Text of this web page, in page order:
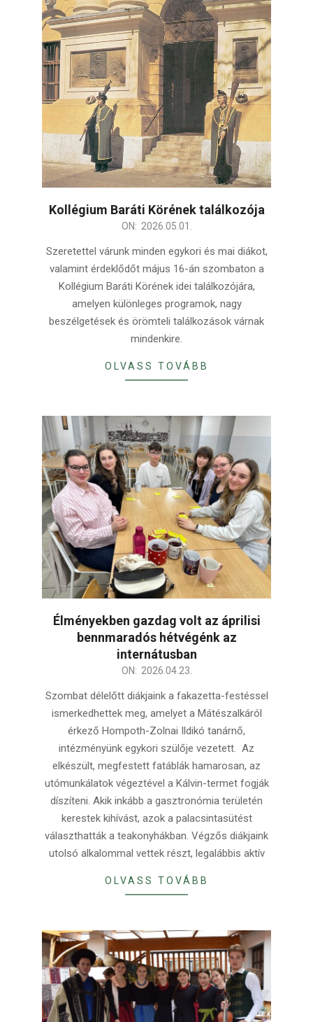
Kollégium Baráti Körének találkozója
ON: 2026.05.01.
Szeretettel várunk minden egykori és mai diákot,
valamint érdeklődőt május 16-án szombaton a
Kollégium Baráti Körének idei találkozójára,
amelyen különleges programok, nagy
beszélgetések és örömteli találkozások várnak
mindenkire.
OLVASS TOVÁBB
Élményekben gazdag volt az áprilisi
bennmaradós hétvégénk az
internátusban
ON: 2026.04.23.
Szombat délelőtt diákjaink a fakazetta-festéssel
ismerkedhettek meg, amelyet a Mátészalkáról
érkező Hompoth-Zolnai Ildikó tanárnő,
intézményünk egykori szülője vezetett. Az
elkészült, megfestett fatáblák hamarosan, az
utómunkálatok végeztével a Kálvin-termet fogják
díszíteni. Akik inkább a gasztronómia területén
kerestek kihívást, azok a palacsintasütést
választhatták a teakonyhákban. Végzős diákjaink
utolsó alkalommal vettek részt, legalábbis aktív
OLVASS TOVÁBB